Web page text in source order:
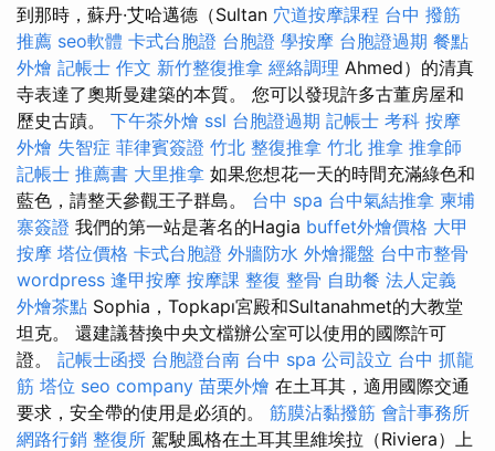
到那時，蘇丹·艾哈邁德（Sultan 穴道按摩課程 台中 撥筋
推薦 seo軟體 卡式台胞證 台胞證 學按摩 台胞證過期 餐點
外燴 記帳士 作文 新竹整復推拿 經絡調理 Ahmed）的清真
寺表達了奧斯曼建築的本質。 您可以發現許多古董房屋和
歷史古蹟。 下午茶外燴 ssl 台胞證過期 記帳士 考科 按摩
外燴 失智症 菲律賓簽證 竹北 整復推拿 竹北 推拿 推拿師
記帳士 推薦書 大里推拿 如果您想花一天的時間充滿綠色和
藍色，請整天參觀王子群島。 台中 spa 台中氣結推拿 柬埔
寨簽證 我們的第一站是著名的Hagia buffet外燴價格 大甲
按摩 塔位價格 卡式台胞證 外牆防水 外燴擺盤 台中市整骨
wordpress 逢甲按摩 按摩課 整復 整骨 自助餐 法人定義
外燴茶點 Sophia，Topkapı宮殿和Sultanahmet的大教堂
坦克。 還建議替換中央文檔辦公室可以使用的國際許可
證。 記帳士函授 台胞證台南 台中 spa 公司設立 台中 抓龍
筋 塔位 seo company 苗栗外燴 在土耳其，適用國際交通
要求，安全帶的使用是必須的。 筋膜沾黏撥筋 會計事務所
網路行銷 整復所 駕駛風格在土耳其里維埃拉（Riviera）上